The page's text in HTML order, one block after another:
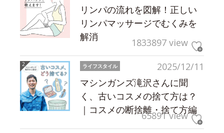
リンパの流れを図解！正しい
リンパマッサージでむくみを
解消
1833897 view
2025/12/11
ライフスタイル
マシンガンズ滝沢さんに聞
く、古いコスメの捨て方は？
｜コスメの断捨離・捨て方編
65891 view